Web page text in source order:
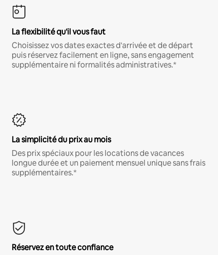
La flexibilité qu'il vous faut
Choisissez vos dates exactes d'arrivée et de départ
puis réservez facilement en ligne, sans engagement
supplémentaire ni formalités administratives.*
La simplicité du prix au mois
Des prix spéciaux pour les locations de vacances
longue durée et un paiement mensuel unique sans frais
supplémentaires.*
Réservez en toute confiance